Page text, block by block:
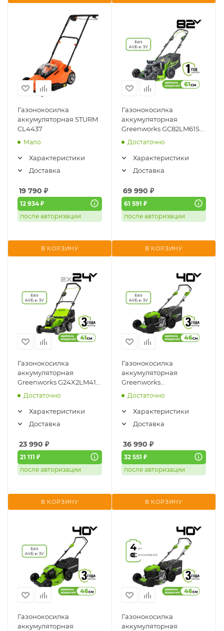
Газонокосилка
аккумуляторная STURM
CL4437
Мало
Характеристики
Доставка
19 790 ₽
12 934 ₽
после авторизации
В КОРЗИНУ
Газонокосилка
аккумуляторная
Greenworks GC82LM61S
(82V, 61см, самоходная,
без АКБ/ЗУ) 2515607
Достаточно
Характеристики
Доставка
69 990 ₽
61 591 ₽
после авторизации
В КОРЗИНУ
Газонокосилка
аккумуляторная
Greenworks G24X2LM41
(24V, 41см, без АКБ и ЗУ)
2512607
Достаточно
Характеристики
Доставка
23 990 ₽
21 111 ₽
после авторизации
В КОРЗИНУ
Газонокосилка
аккумуляторная
Greenworks
GD40LM46SP (без АКБ и
ЗУ) 2506807
Достаточно
Характеристики
Доставка
36 990 ₽
32 551 ₽
после авторизации
В КОРЗИНУ
Газонокосилка
аккумуляторная
Газонокосилка
аккумуляторная